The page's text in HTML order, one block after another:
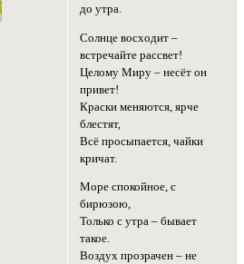
до утра.
Солнце восходит –
встречайте рассвет!
Целому Миру – несёт он
привет!
Краски меняются, ярче
блестят,
Всё просыпается, чайки
кричат.
Море спокойное, с
бирюзою,
Только с утра – бывает
такое.
Воздух прозрачен – не